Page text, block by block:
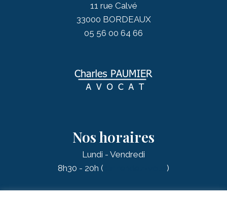
11 rue Calvé
33000 BORDEAUX
05 56 00 64 66
Nos horaires
Lundi - Vendredi
8h30 - 20h (
)